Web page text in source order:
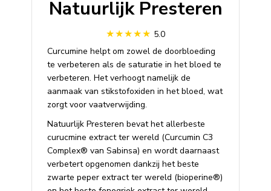
Natuurlijk Presteren
5.0
Curcumine helpt om zowel de doorbloeding
te verbeteren als de saturatie in het bloed te
verbeteren. Het verhoogt namelijk de
aanmaak van stikstofoxiden in het bloed, wat
zorgt voor vaatverwijding.
Natuurlijk Presteren bevat het allerbeste
curucmine extract ter wereld (Curcumin C3
Complex® van Sabinsa) en wordt daarnaast
verbetert opgenomen dankzij het beste
zwarte peper extract ter wereld (bioperine®)